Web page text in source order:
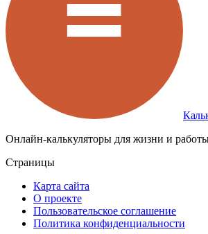
Онлайн-калькуляторы для жизни и
Страницы
Карта сайта
О проекте
Пользовательское соглашение
Политика конфиденциальности